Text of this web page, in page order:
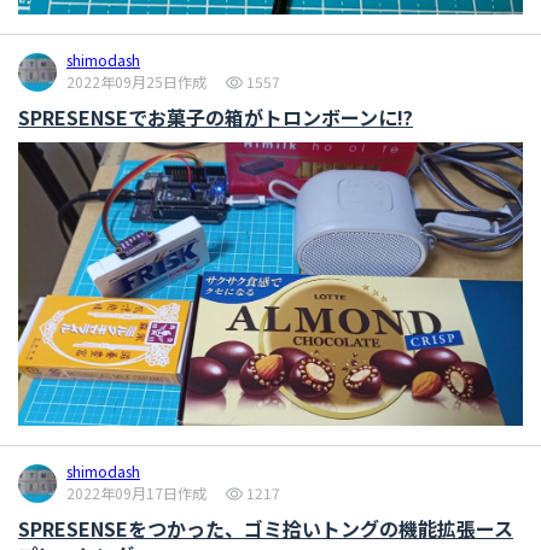
shimodash
2022年09月25日作成
1557
SPRESENSEでお菓子の箱がトロンボーンに⁉
shimodash
2022年09月17日作成
1217
SPRESENSEをつかった、ゴミ拾いトングの機能拡張ース